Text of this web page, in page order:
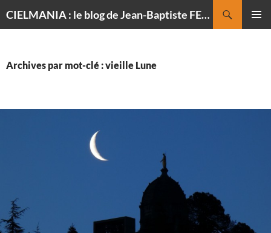
CIELMANIA : le blog de Jean-Baptiste FELDMANN, photographe du ciel
Archives par mot-clé : vieille Lune